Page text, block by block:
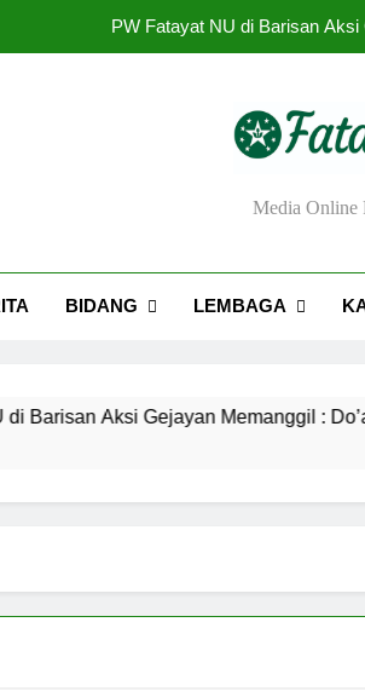
PW Fatayat NU di Barisan
Fatayat NUMedia Online
BIDANG LEMBAGA
Aksi Gejayan Memanggil : Do’a Lintas